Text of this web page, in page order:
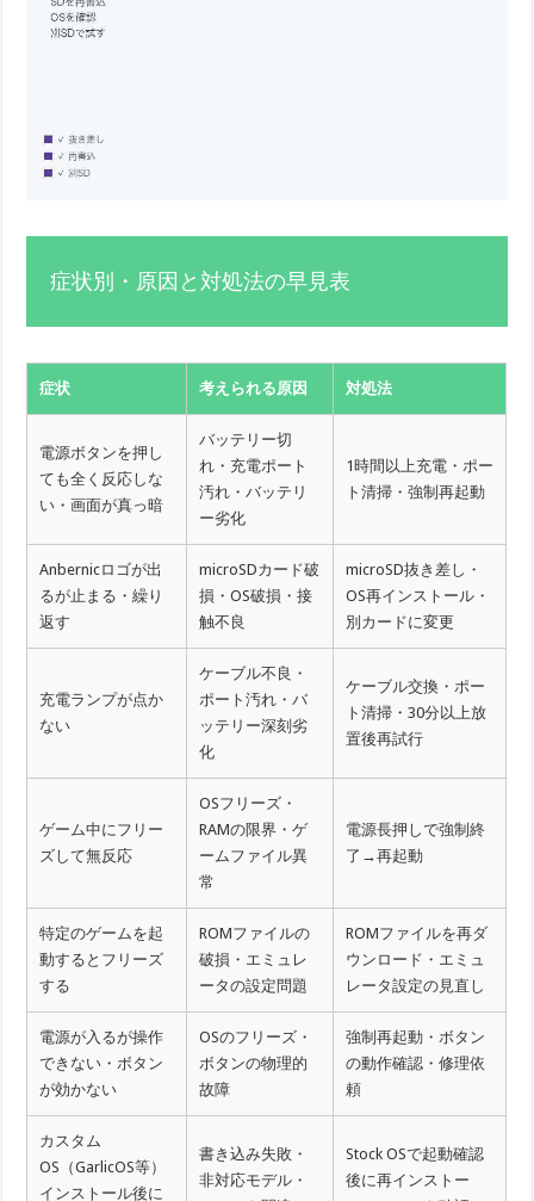
症状別・原因と対処法の早見表
症状 考えられる原因 対処法
電源ボタンを押し
ても全く反応しな
い・画面が真っ暗
バッテリー切
れ・充電ポート
汚れ・バッテリ
ー劣化
1時間以上充電・ポー
ト清掃・強制再起動
Anbernicロゴが出
るが止まる・繰り
返す
microSDカード破
損・OS破損・接
触不良
microSD抜き差し・
OS再インストール・
別カードに変更
充電ランプが点か
ない
ケーブル不良・
ポート汚れ・バ
ッテリー深刻劣
化
ケーブル交換・ポー
ト清掃・30分以上放
置後再試行
ゲーム中にフリー
ズして無反応
OSフリーズ・
RAMの限界・ゲ
ームファイル異
常
電源長押しで強制終
了→再起動
特定のゲームを起
動するとフリーズ
する
ROMファイルの
破損・エミュレ
ータの設定問題
ROMファイルを再ダ
ウンロード・エミュ
レータ設定の見直し
電源が入るが操作
できない・ボタン
が効かない
OSのフリーズ・
ボタンの物理的
故障
強制再起動・ボタン
の動作確認・修理依
頼
カスタム
OS（GarlicOS等）
インストール後に
書き込み失敗・
非対応モデル・
Stock OSで起動確認
後に再インストー